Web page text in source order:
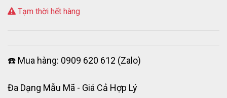
Tạm thời hết hàng
☎️ Mua hàng: 0909 620 612 (Zalo)
Đa Dạng Mẫu Mã - Giá Cả Hợp Lý